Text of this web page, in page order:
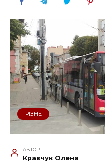
РІЗНЕ
АВТОР
Кравчук Олена